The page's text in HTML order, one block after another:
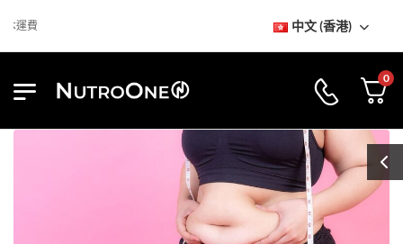
到訪NutroOne陳列室 免基本運費
中文 (香港)
0